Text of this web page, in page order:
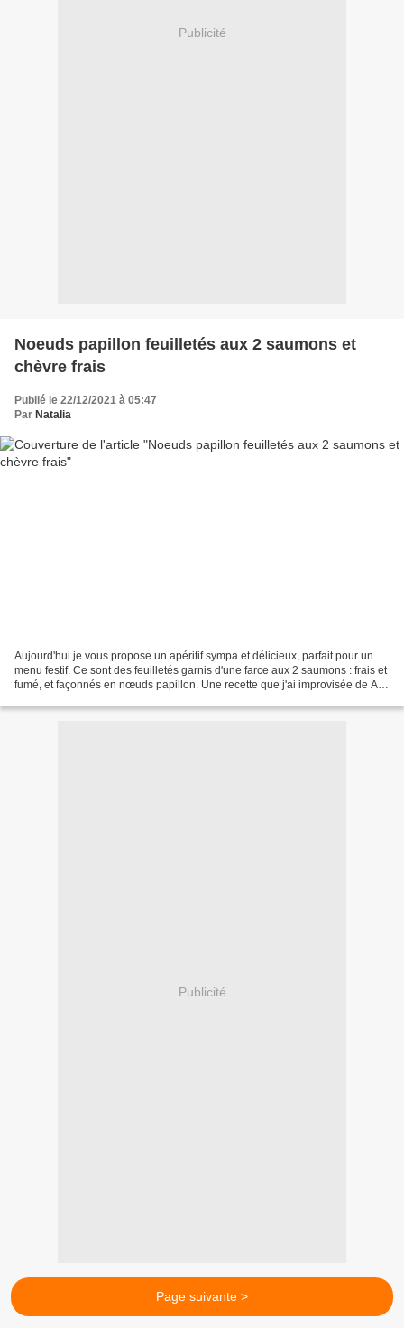
Publicité
Noeuds papillon feuilletés aux 2 saumons et
chèvre frais
Publié le 22/12/2021 à 05:47
Par Natalia
Aujourd'hui je vous propose un apéritif sympa et délicieux, parfait pour un
menu festif. Ce sont des feuilletés garnis d'une farce aux 2 saumons : frais et
fumé, et façonnés en nœuds papillon. Une recette que j'ai improvisée de A à
Publicité
Page suivante >